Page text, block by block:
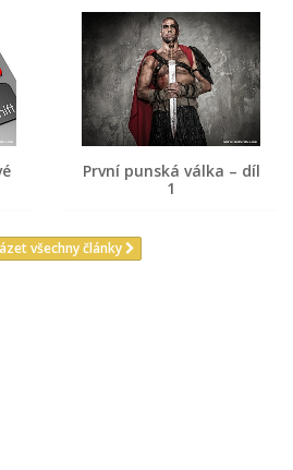
První punská válka – díl
1
všechny články